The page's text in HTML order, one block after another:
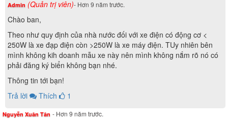
Admin (Quản trị viên)- Hơn 9 năm trước.
Chào ban,
Theo như quy định của nhà nước đối với xe điện có động cơ <
250W là xe đạp điện còn >250W là xe máy điện. TUy nhiên bên
mình không kih doanh mẫu xe này nên mình không nắm rõ nó có
phải đăng ký biển không bạn nhé.
Thông tin tới bạn!
Trả lời
Thích 1
Nguyễn Xuân Tân - Hơn 9 năm trước.